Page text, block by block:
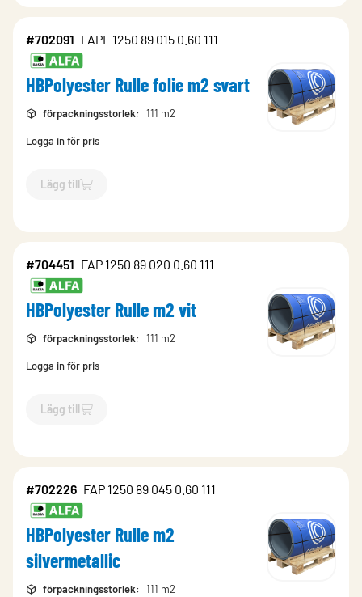
#702091 FAPF 1250 89 015 0.60 111
HBPolyester Rulle folie m2 svart
förpackningsstorlek: 111 m2
Logga in för pris
Lägg till
`$Lägg till
#704451 FAP 1250 89 020 0.60 111
HBPolyester Rulle m2 vit
förpackningsstorlek: 111 m2
Logga in för pris
Lägg till
`$Lägg till
#702226 FAP 1250 89 045 0.60 111
HBPolyester Rulle m2
silvermetallic
förpackningsstorlek:
111 m2